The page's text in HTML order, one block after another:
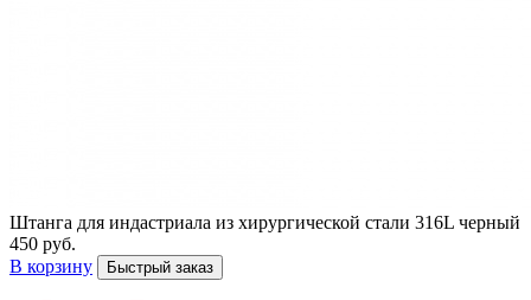
Штанга для индастриала из хирургической стали 316L черный
450 руб.
В корзину
Быстрый заказ